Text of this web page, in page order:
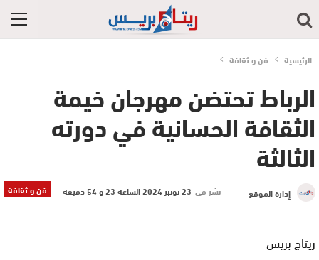
الرئيسية فن و ثقافة
الرباط تحتضن مهرجان خيمة
الثقافة الحسانية في دورته
الثالثة
فن و ثقافة إدارة الموقع نشر في 23 نونبر 2024 الساعة 23 و 54 دقيقة
ريتاج بريس